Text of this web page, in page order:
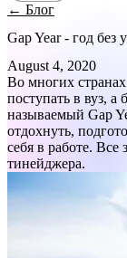
← Блог
Gap Year - год
August 4, 2020
Во многих
поступать в вуз, а
называемый Gap
отдохнуть,
себя в работе.
тинейджера.